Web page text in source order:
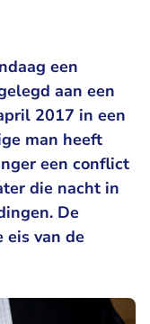
een
aan een
2017 in een
man heeft
een conflict
die nacht in
De
eis van de